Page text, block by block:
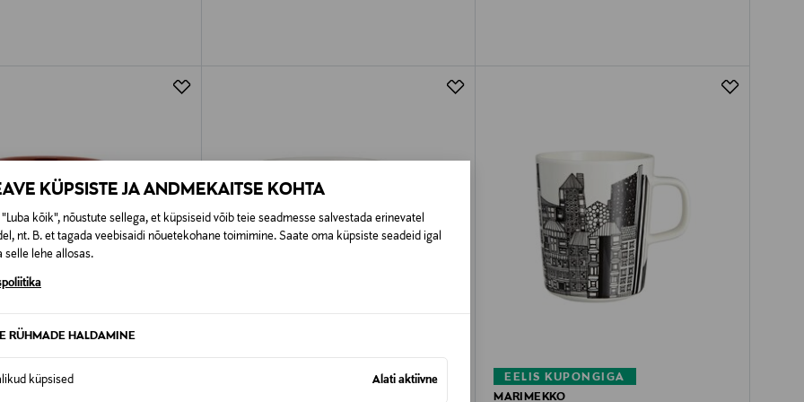
KÜPSISTE JA ANDMEKAITSE KOHTA
"Luba kõik", nõustute sellega, et küpsiseid võib teie seadmesse salvestada erinevatel
nt. B. et tagada veebisaidi nõuetekohane toimimine. Saate oma küpsiste seadeid igal
selle lehe allosas.
RÜHMADE HALDAMINE
küpsised Alati aktiivne
EELIS KUPONGIGA
MARIMEKKO